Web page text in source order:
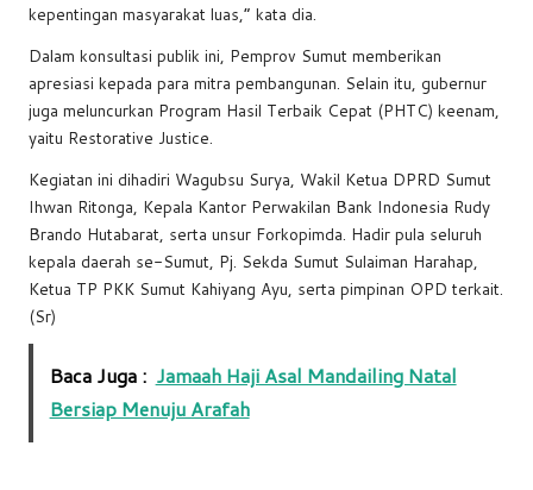
kepentingan masyarakat luas,” kata dia.
Dalam konsultasi publik ini, Pemprov Sumut memberikan
apresiasi kepada para mitra pembangunan. Selain itu, gubernur
juga meluncurkan Program Hasil Terbaik Cepat (PHTC) keenam,
yaitu Restorative Justice.
Kegiatan ini dihadiri Wagubsu Surya, Wakil Ketua DPRD Sumut
Ihwan Ritonga, Kepala Kantor Perwakilan Bank Indonesia Rudy
Brando Hutabarat, serta unsur Forkopimda. Hadir pula seluruh
kepala daerah se-Sumut, Pj. Sekda Sumut Sulaiman Harahap,
Ketua TP PKK Sumut Kahiyang Ayu, serta pimpinan OPD terkait.
(Sr)
Baca Juga : Jamaah Haji Asal Mandailing Natal
Bersiap Menuju Arafah